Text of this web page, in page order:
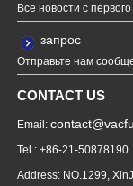
Все новости с первого
запрос
Отправьте нам
CONTACT US
Email:
Tel : +86-21-50878190
Address: NO.1299,